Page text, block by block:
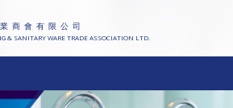
商 會 有 限 公 司
& SANITARY WARE TRADE ASSOCIATION LTD.